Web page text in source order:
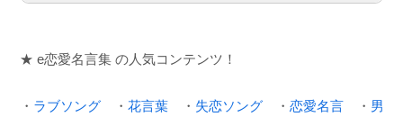
★ e恋愛名言集 の人気コンテンツ！
・ ラブソング ・ 花言葉 ・ 失恋ソング ・ 恋愛名言 ・ 男